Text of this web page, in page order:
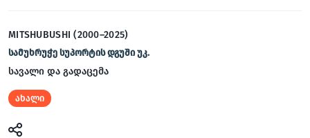
MITSHUBUSHI (2000–2025)
სამუხრუჭე სუპორტის დგუში უკ.
სავალი და გადაცემა
ახალი